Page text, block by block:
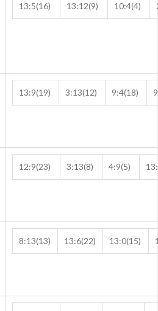
13:5(16) 13:12(9) 10:4(4)
13:9(19) 3:13(12) 9:4(18)
12:9(23) 3:13(8) 4:9(5)
8:13(13) 13:6(22) 13:0(15)